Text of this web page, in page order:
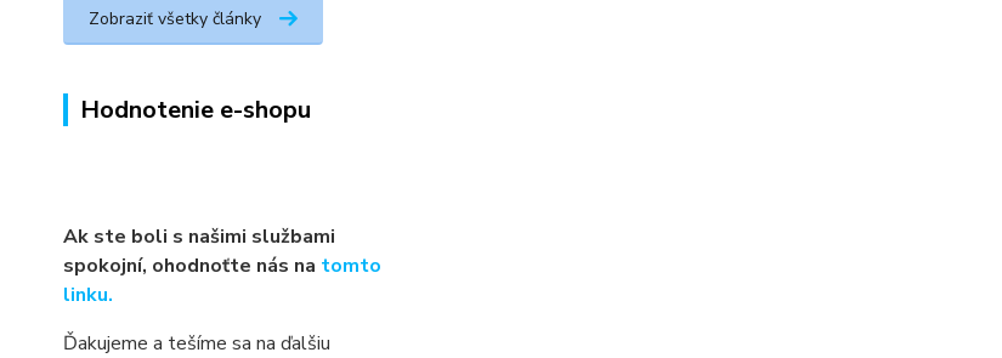
Zobraziť všetky články
Hodnotenie e-shopu
Ak ste boli s našimi službami
spokojní, ohodnoťte nás na tomto
linku.
Ďakujeme a tešíme sa na ďalšiu